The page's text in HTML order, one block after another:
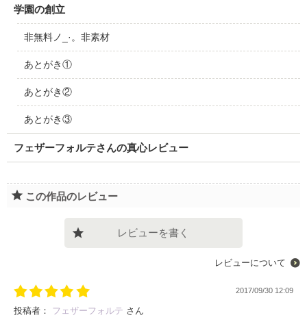
学園の創立
非無料ノ_·。非素材
あとがき①
あとがき②
あとがき③
フェザーフォルテさんの真心レビュー
この作品のレビュー
レビューを書く
レビューについて
2017/09/30 12:09
投稿者： フェザーフォルテ さん